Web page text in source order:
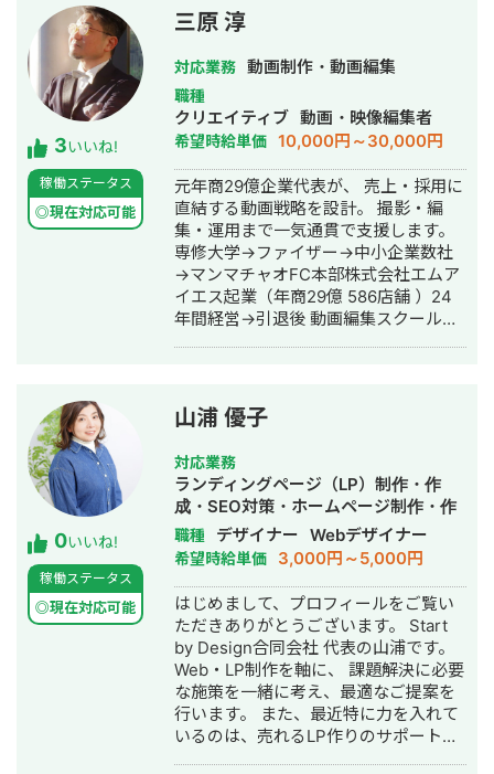
から運営まで、幅広く携わりました。
並行してフリーの案件としてはミュー
ジックスクールやカフェのロゴ、マス
コットキャラクターのデザイン、DMや
パンフレット、TシャツデザインやCD
ジャケットデザインなど。 デザインは
じっくりと煮詰めて行うスタイルで
す。少々お時間はいただくかもしれま
せんが、がんばって制作いたします。
また文字要素のある デザインの場合、
原稿をそのままコピペ、という安易な
制作は行いません。より適切な表現に
なるように考え、ご提案いたします。
2022年よりプレミアプロでの動画編集
やアフターエフェクツによるモーショ
ングラフィックスなど映像制作も承っ
トフォリオはコチラから
https://www.foriio.com/frappe すべて
のリンクはコチラから
https://linktr.ee/frappe_zenzai
万人を越えることができました。 初心
者向けの解説が企業に評価され、5社か
ら商品紹介の依頼が来ました。
https://www.youtube.com/channel/
その後、投資チャンネルをプロデュー
スし、バックエンドのサービスの集客
にYouTubeを活用したことで1年間の売
上約700万円を達成することができま
した。 自分のYouTubeに対するノウハ
ウがどれだけのものなのか検証するた
めに別名義・声出しなしで動画を投稿
したところ、2ヶ月間13本で登録者数
は2,000人 総再生回数は34万回を達成
することができました。 【強み】 エン
ジニア出身なこともあり、再生回数や
投稿日のデータを一括取得できるマク
やブログアフィリエイトの経験もあ
り、動画を通してコンバージョンや採
用に繋がる仕組みづくりも重要視して
います。 動画の結果だけでなくその先
の公式LINEやGA4などのデータを元に
全体的な戦略構築も行っています。 分
析や戦略設計だけでなく、企画・撮
影・編集と一貫して行えるので細かな
要望も叶えることが可能です。 【個人
の実績】 ・なかしーの電子工作部 登録
者数30,000人 ・別名義＆声出しなしの
チャンネル 登録者数6,000人 【コンサ
ル or ディレクションした実績】 ・日
本がよくなるシゴトずかん 登録者数0
人→5万人 100万回再生が2本 ・投資チ
ャンネル 登録者数400人→1,000人 サ
ービス売上700万円超え ・元プロバス
3いいね!
稼働ステータス
◎現在対応可能
三原 淳
対応業務 動画制作・動画編集
職種
クリエイティブ 動画・映像編集者
希望時給単価 10,000円～30,000円
元年商29億企業代表が、 売上・採用に
直結する動画戦略を設計。 撮影・編
集・運用まで一気通貫で支援します。
専修大学→ファイザー→中小企業数社
→マンマチャオFC本部株式会社エムア
イエス起業（年商29億 586店舗 ）24
年間経営→引退後 動画編集スクール
0いいね!
稼働ステータス
◎現在対応可能
山浦 優子
対応業務
ランディングページ（LP）制作・作
成・SEO対策・ホームページ制作・作
成・バナー制作・デザイン・ロゴデザ
イン・作成・イラスト制作
職種 デザイナー Webデザイナー
希望時給単価 3,000円～5,000円
はじめまして、プロフィールをご覧い
ただきありがとうございます。 Start
by Design合同会社 代表の山浦です。
Web・LP制作を軸に、 課題解決に必要
な施策を一緒に考え、最適なご提案を
行います。 また、最近特に力を入れて
いるのは、売れるLP作りのサポートで